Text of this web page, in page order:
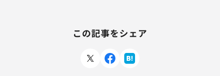
03-6865-4864
この記事をシェア